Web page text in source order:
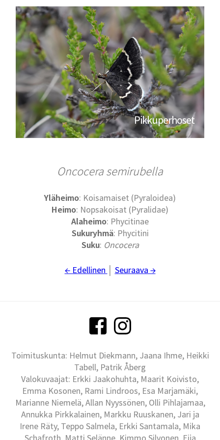
Pikkuperhoset
Oncocera semirubella
Yläheimo: Koisamaiset (Pyraloidea)
Heimo: Nopsakoisat (Pyralidae)
Alaheimo: Phycitinae
Sukuryhmä: Phycitini
Suku: Oncocera
← Edellinen Seuraava →
Toimituskunta: Helmut Diekmann, Jaana Ihme, Heikki
Tabell, Patrik Åberg
Valokuvaajat: Erkki Jaakohuhta, Maarit Koivisto,
Emma Kosonen, Rami Lindroos, Esa Marjamäki,
Marianne Niemelä, Allan Nyyssönen, Olli Pihlajamaa,
Annukka Pirkkalainen, Markku Ruuskanen, Jari ja
Irene Räty, Teppo Salmela, Erkki Santamala, Mika